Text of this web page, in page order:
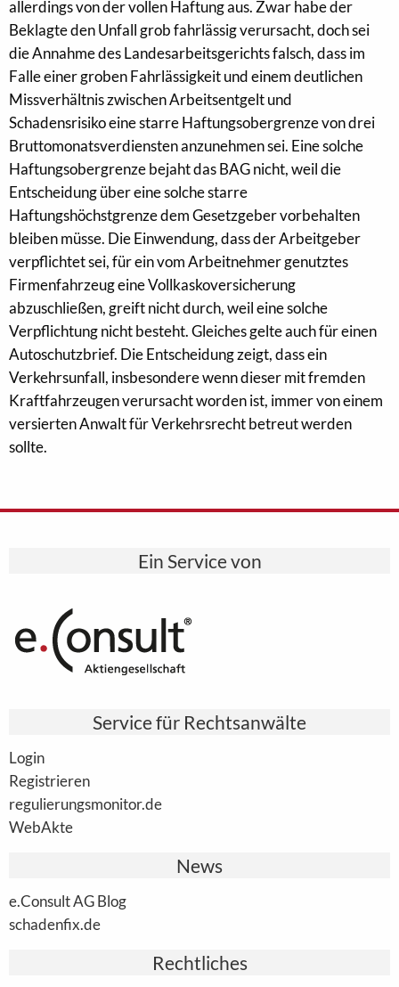
allerdings von der vollen Haftung aus. Zwar habe der
Beklagte den Unfall grob fahrlässig verursacht, doch sei
die Annahme des Landesarbeitsgerichts falsch, dass im
Falle einer groben Fahrlässigkeit und einem deutlichen
Missverhältnis zwischen Arbeitsentgelt und
Schadensrisiko eine starre Haftungsobergrenze von drei
Bruttomonatsverdiensten anzunehmen sei. Eine solche
Haftungsobergrenze bejaht das BAG nicht, weil die
Entscheidung über eine solche starre
Haftungshöchstgrenze dem Gesetzgeber vorbehalten
bleiben müsse. Die Einwendung, dass der Arbeitgeber
verpflichtet sei, für ein vom Arbeitnehmer genutztes
Firmenfahrzeug eine Vollkaskoversicherung
abzuschließen, greift nicht durch, weil eine solche
Verpflichtung nicht besteht. Gleiches gelte auch für einen
Autoschutzbrief. Die Entscheidung zeigt, dass ein
Verkehrsunfall, insbesondere wenn dieser mit fremden
Kraftfahrzeugen verursacht worden ist, immer von einem
versierten Anwalt für Verkehrsrecht betreut werden
sollte.
Ein Service von
Service für Rechtsanwälte
Login
Registrieren
regulierungsmonitor.de
WebAkte
News
e.Consult AG Blog
schadenfix.de
Rechtliches